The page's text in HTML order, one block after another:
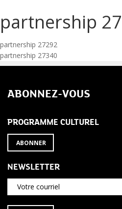
partnership
Navigation
de
l’article
partnership 27292
partnership 27340
ABONNEZ-VOUS
PROGRAMME CULTUREL
ABONNER
NEWSLETTER
Votre courriel